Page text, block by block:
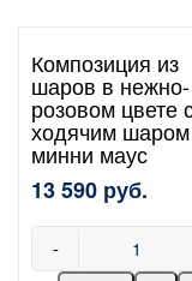
Композиция из
шаров в нежно-
розовом цвете
ходячим шаром
минни маус
13 590 руб.
-